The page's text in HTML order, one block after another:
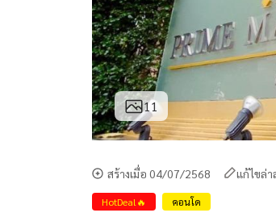
11
สร้างเมื่อ 04/07/2568 แก้ไขล่
HotDeal🔥 คอนโด